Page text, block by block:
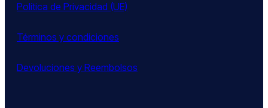
Política de Privacidad (UE)
Términos y condiciones
Devoluciones y Reembolsos